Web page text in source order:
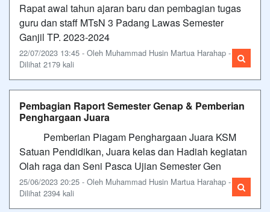
Rapat awal tahun ajaran baru dan pembagian tugas
guru dan staff MTsN 3 Padang Lawas Semester
Ganjil TP. 2023-2024
22/07/2023 13:45 - Oleh Muhammad Husin Martua Harahap -
Dilihat 2179 kali
Pembagian Raport Semester Genap & Pemberian
Penghargaan Juara
Pemberian Piagam Penghargaan Juara KSM
Satuan Pendidikan, Juara kelas dan Hadiah kegiatan
Olah raga dan Seni Pasca Ujian Semester Gen
25/06/2023 20:25 - Oleh Muhammad Husin Martua Harahap -
Dilihat 2394 kali